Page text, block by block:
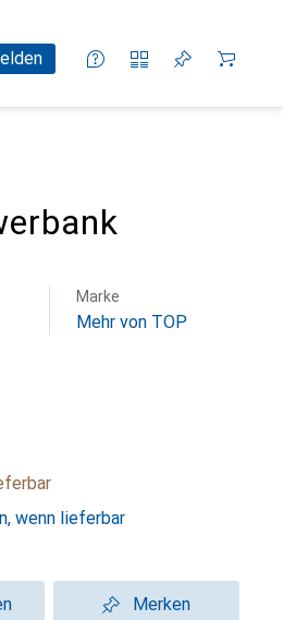
Marke
Mehr von TOP
wenn lieferbar
Merken